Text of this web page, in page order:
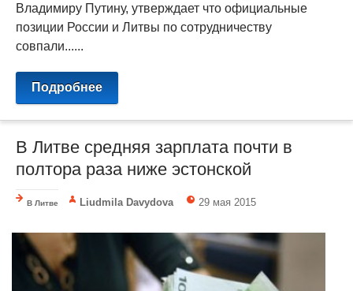
Владимиру Путину, утверждает что официальные
позиции России и Литвы по сотрудничеству
совпали......
Подробнее
В Литве средняя зарплата почти в
полтора раза ниже эстонской
В Литве Liudmila Davydova 29 мая 2015